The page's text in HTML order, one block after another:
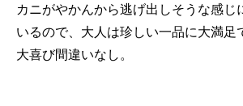
カニがやかんから逃げ出しそうな感じ
いるので、大人は珍しい一品に大満足
大喜び間違いなし。